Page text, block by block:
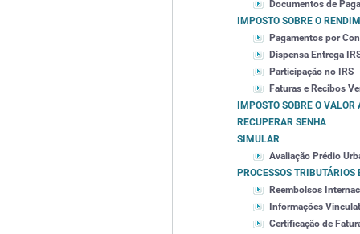
Documentos de
IMPOSTO SOBRE O
Pagamentos por
Dispensa Entrega
Participação no IRS
Faturas e Recibos
IMPOSTO SOBRE O VALOR
RECUPERAR SENHA
SIMULAR
Avaliação Prédio
PROCESSOS TRIBUTÁRIOS
Reembolsos
Informações
Certificação de